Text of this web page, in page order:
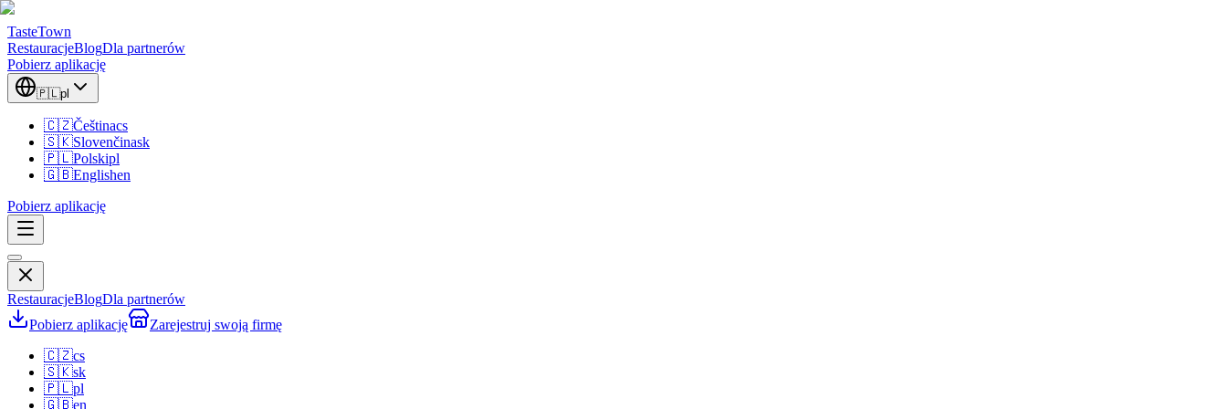
TasteTown
RestauracjeBlogDla partnerów
Pobierz aplikację
🇵🇱pl
🇨🇿Češtinacs
🇸🇰Slovenčinask
🇵🇱Polskipl
🇬🇧Englishen
Pobierz aplikację
RestauracjeBlogDla partnerów
Pobierz aplikację
Zarejestruj swoją firmę
🇨🇿cs
🇸🇰sk
🇵🇱pl
🇬🇧en